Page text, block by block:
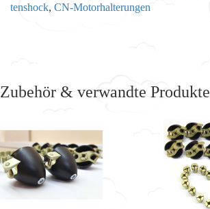
tenshock, CN-Motorhalterungen
Zubehör & verwandte Produkte